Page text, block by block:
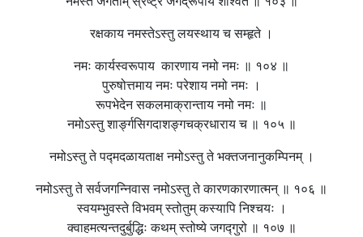
रक्षकाय नमस्तेऽस्तु लयस्थाय च सम्हृते ।
नमः कार्यस्वरूपाय कारणाय नमो नमः ॥ १०४ ॥
पुरुषोत्तमाय नमः परेशाय नमो नमः ।
रूपभेदेन सकलमाक्रान्ताय नमो नमः ॥
नमोऽस्तु शार्ङ्गसिगदाशङ्गचक्रधाराय च ॥ १०५ ॥
नमोऽस्तु ते पद्मदळायताक्ष नमोऽस्तु ते भक्तजनानुकम्पिनम् ।
नमोऽस्तु ते सर्वजगन्निवास नमोऽस्तु ते कारणकारणात्मन् ॥ १०६ ॥
स्वयम्भुवस्ते विभवम् स्तोतुम् कस्यापि निश्चयः ।
क्वाहमत्यन्तदुर्बुद्धिः कथम् स्तोष्ये जगद्गुरो ॥ १०७ ॥